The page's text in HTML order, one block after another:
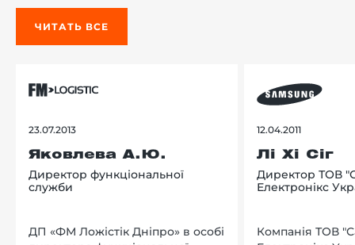
ЧИТАТЬ ВСЕ
23.07.2013
Яковлева А.Ю.
Директор функціональної
служби
ДП «ФМ Ложістік Дніпро» в особі
12.04.2011
Лі Хі Сіг
Директор ТОВ
Електронікс
Компанія ТОВ